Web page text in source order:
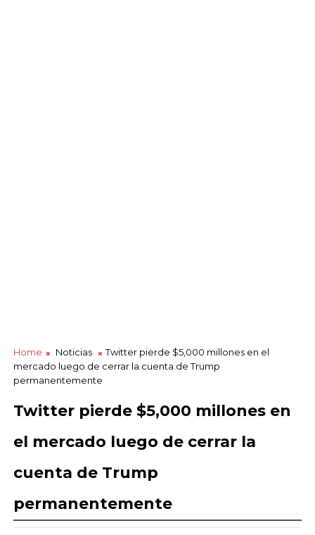
Home Noticias
Twitter pierde $5,000 millones en el
mercado luego de cerrar la cuenta de Trump
permanentemente
Twitter pierde $5,000 millones en
el mercado luego de cerrar la
cuenta de Trump
permanentemente